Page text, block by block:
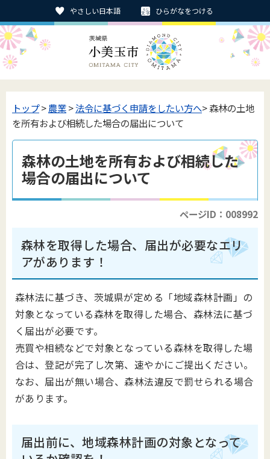
やさしい日本語 ひらがなをつける
トップ>農業>法令に基づく申請をしたい方へ> 森林の土地
を所有および相続した場合の届出について
森林の土地を所有および相続した
場合の届出について
ページID：008992
森林を取得した場合、届出が必要なエリ
アがあります！
森林法に基づき、茨城県が定める「地域森林計画」の
対象となっている森林を取得した場合、森林法に基づ
く届出が必要です。
売買や相続などで対象となっている森林を取得した場
合は、登記が完了し次第、速やかにご提出ください。
なお、届出が無い場合、森林法違反で罰せられる場合
があります。
届出前に、地域森林計画の対象となって